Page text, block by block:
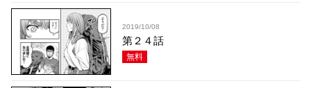
2019/10/08
第２４話
無料